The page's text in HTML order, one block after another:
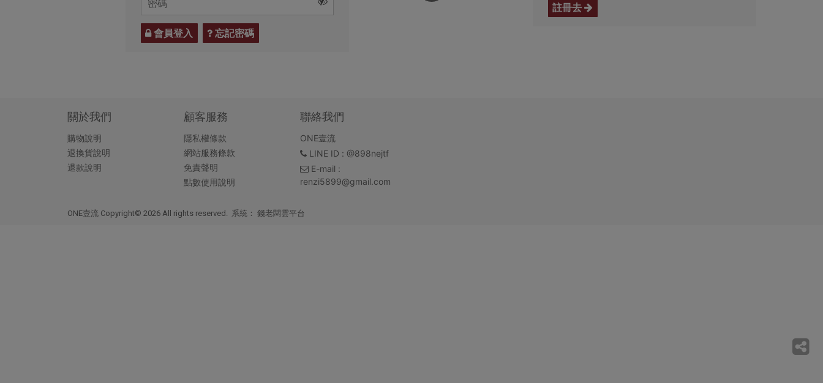
會員登入 忘記密碼
註冊去
關於我們
購物說明
退換貨說明
退款說明
顧客服務
隱私權條款
網站服務條款
免責聲明
點數使用說明
聯絡我們
ONE壹流
LINE ID : @898nejtf
E-mail :
renzi5899@gmail.com
ONE壹流 Copyright© 2026 All rights reserved. 系統： 錢老闆雲平台